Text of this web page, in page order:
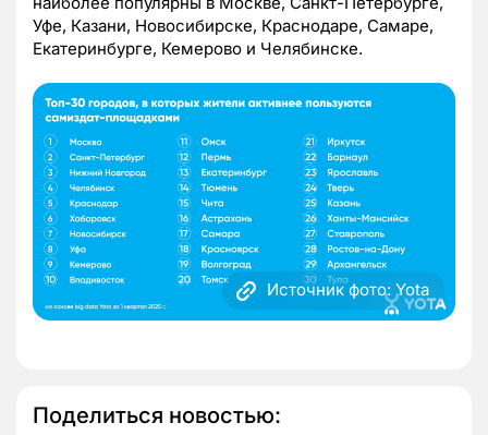
Уфе, Казани, Новосибирске, Краснодаре, Самаре,
Екатеринбурге, Кемерово и Челябинске.
Источник фото: Yota
Поделиться новостью: